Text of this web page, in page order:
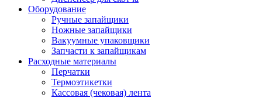
Оборудование
Ручные запайщики
Ножные запайщики
Вакуумные упаковщики
Запчасти к запайщикам
Расходные материалы
Перчатки
Термоэтикетки
Кассовая (чековая) лента